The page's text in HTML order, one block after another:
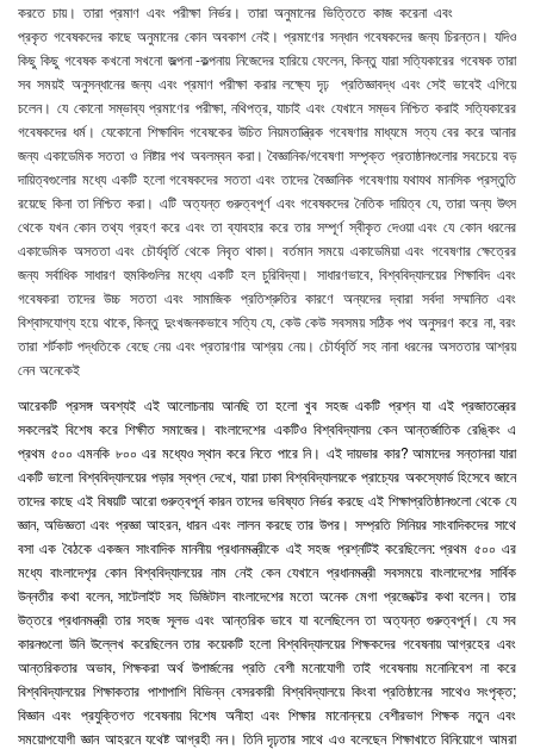
করতে চায়। তারা প্রমাণ এবং পরীক্ষা নির্ভর। তারা অনুমানের ভিত্তিতে কাজ করেনা এবং
প্রকৃত গবেষকদের কাছে অনুমানের কোন অবকাশ নেই। প্রমাণের সন্ধান গবেষকদের জন্য চিরন্তন। যদিও
কিছু কিছু গবেষক কখনো সখনো জল্পনা-কল্পনায় নিজেদের হারিয়ে ফেলেন, কিন্তু যারা সত্যিকারের গবেষক তারা
সব সময়ই অনুসন্ধানের জন্য এবং প্রমাণ পরীক্ষা করার লক্ষ্যে দৃঢ় প্রতিজ্ঞাবদ্ধ এবং সেই ভাবেই এগিয়ে
চলেন। যে কোনো সম্ভাব্য প্রমাণের পরীক্ষা,নথিপত্র,যাচাই এবং যেখানে সম্ভব নিশ্চিত করাই সত্যিকারের
গবেষকদের ধর্ম। যেকোনো শিক্ষাবিদ গবেষকের উচিত নিয়মতান্ত্রিক গবেষণার মাধ্যমে সত্য বের করে আনার
জন্য একাডেমিক সততা ও নিষ্টার পথ অবলম্বন করা। বৈজ্ঞানিক/গবেষণা সম্পৃক্ত প্রতাষ্ঠানগুলোর সবচেয়ে বড়
দায়িত্বগুলোর মধ্যে একটি হলো গবেষকদের সততা এবং তাদের বৈজ্ঞানিক গবেষণায় যথাযথ মানসিক প্রস্তুতি
রয়েছে কিনা তা নিশ্চিত করা। এটি অত্যন্ত গুরুত্বপূর্ণ এবং গবেষকদের নৈতিক দায়িত্ব যে,তারা অন্য উৎস
থেকে যখন কোন তথ্য গ্রহণ করে এবং তা ব্যাবহার করে তার সম্পূর্ণ স্বীকৃত দেওয়া এবং যে কোন ধরনের
একাডেমিক অসততা এবং চৌর্যবৃর্তি থেকে নিবৃত থাকা। বর্তমান সময়ে একাডেমিয়া এবং গবেষণার ক্ষেত্রের
জন্য সর্বাধিক সাধারণ হুমকিগুলির মধ্যে একটি হল চুরিবিদ্যা। সাধারণভাবে, বিশ্ববিদ্যালয়ের শিক্ষাবিদ এবং
গবেষকরা তাদের উচ্চ সততা এবং সামাজিক প্রতিশ্রুতির কারণে অন্যদের দ্বারা সর্বদা সম্মানিত এবং
বিশ্বাসযোগ্য হয়ে থাকে,কিন্তু দুংখজনকভাবে সত্যি যে, কেউ কেউ সবসময় সঠিক পথ অনুসরণ করে না,বরং
তারা শর্টকাট পদ্ধতিকে বেছে নেয় এবং প্রতারণার আশ্রয় নেয়। চৌর্যবৃর্তি সহ নানা ধরনের অসততার আশ্রয়
নেন অনেকেই
আরেকটি প্রসঙ্গ অবশ্যই এই আলোচনায় আনছি তা হলো খুব সহজ একটি প্রশ্ন যা এই প্রজাতন্ত্রের
সকলেরই বিশেষ করে শিক্ষীত সমাজের। বাংলাদেশের একটিও বিশ্ববিদ্যালয় কেন আন্তর্জাতিক রেঙ্কিং এ
প্রথম ৫০০ এমনকি ৮০০ এর মধ্যেও স্থান করে নিতে পারে নি। এই দায়ভার কার? আমাদের সন্তানরা যারা
একটি ভালো বিশ্ববিদ্যালয়ের পড়ার স্বপ্ন দেখে, যারা ঢাকা বিশ্ববিদ্যালয়কে প্রাচ্যের অকস্ফোর্ড হিসেবে জানে
তাদের কাছে এই বিষয়টি আরো গুরুত্বপূর্ন কারন তাদের ভবিষ্যত নির্ভর করছে এই শিক্ষাপ্রতিষ্ঠানগুলো থেকে যে
জ্ঞান, অভিজ্ঞতা এবং প্রজ্ঞা আহরন, ধারন এবং লালন করছে তার উপর। সম্প্রতি সিনিয়র সাংবাদিকদের সাথে
বসা এক বৈঠকে একজন সাংবাদিক মাননীয় প্রধানমন্ত্রীকে এই সহজ প্রশ্নটিই করেছিলেন:প্রথম ৫০০ এর
মধ্যে বাংলাদেশৃর কোন বিশ্ববিদ্যালয়ের নাম নেই কেন যেখানে প্রধানমন্ত্রী সবসময়ে বাংলাদেশের সার্বিক
উন্নতীর কথা বলেন,সাটেলাইট সহ ডিজিটাল বাংলাদেশের মতো অনেক মেগা প্রজেক্টের কথা বলেন। তার
উত্তরে প্রধানমন্ত্রী তার সহজ সূলভ এবং আন্তরিক ভাবে যা বলেছিলেন তা অত্যন্ত গুরুত্বপূর্ন। যে সব
কারনগুলো উনি উল্লেখ করেছিলেন তার কয়েকটি হলো বিশ্ববিদ্যালয়ের শিক্ষকদের গবেষনায় আগ্রহের এবং
আন্তরিকতার অভাব, শিক্ষকরা অর্থ উপার্জনের প্রতি বেশী মনোযোগী তাই গবেষনায় মনোনিবেশ না করে
বিশ্ববিদ্যালয়ের শিক্ষাকতার পাশাপাশি বিভিন্ন বেসরকারী বিশ্ববিদ্যালয়ে কিংবা প্রতিষ্ঠানের সাথেও সংপৃক্ত;
বিজ্ঞান এবং প্রযুক্তিগত গবেষনায় বিশেষ অনীহা এবং শিক্ষার মানোন্নয়ে বেশীরভাগ শিক্ষক নতুন এবং
সময়োপযোগী জ্ঞান আহরনে যথেষ্ট আগ্রহী নন। তিনি দৃঢ়তার সাথে এও বলেছেন শিক্ষাখাতে বিনিয়োগে আমরা